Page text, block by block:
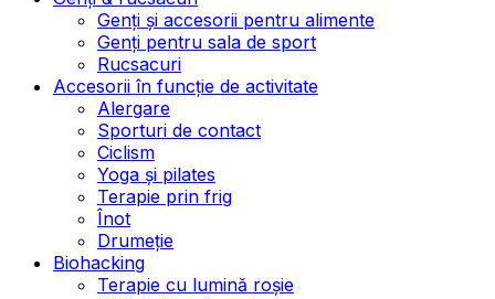
Genți și accesorii pentru alimente
Genți pentru sala de sport
Rucsacuri
Accesorii în funcție de activitate
Alergare
Sporturi de contact
Ciclism
Yoga și pilates
Terapie prin frig
Înot
Drumeție
Biohacking
Terapie cu lumină roșie